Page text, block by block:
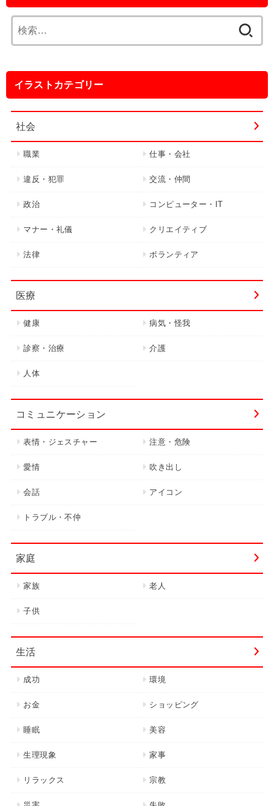
索:
イラストカテゴリー
社会
職業 仕事・会社
違反・犯罪 交流・仲間
政治 コンピューター・IT
マナー・礼儀 クリエイティブ
法律 ボランティア
医療
健康 病気・怪我
診察・治療 介護
人体
コミュニケーション
表情・ジェスチャー 注意・危険
愛情 吹き出し
会話 アイコン
トラブル・不仲
家庭
家族 老人
子供
生活
成功 環境
お金 ショッピング
睡眠 美容
生理現象 家事
リラックス 宗教